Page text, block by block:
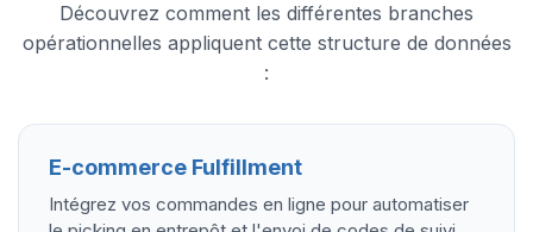
Découvrez comment les différentes branches
opérationnelles appliquent cette structure de données
:
E-commerce Fulfillment
Intégrez vos commandes en ligne pour automatiser